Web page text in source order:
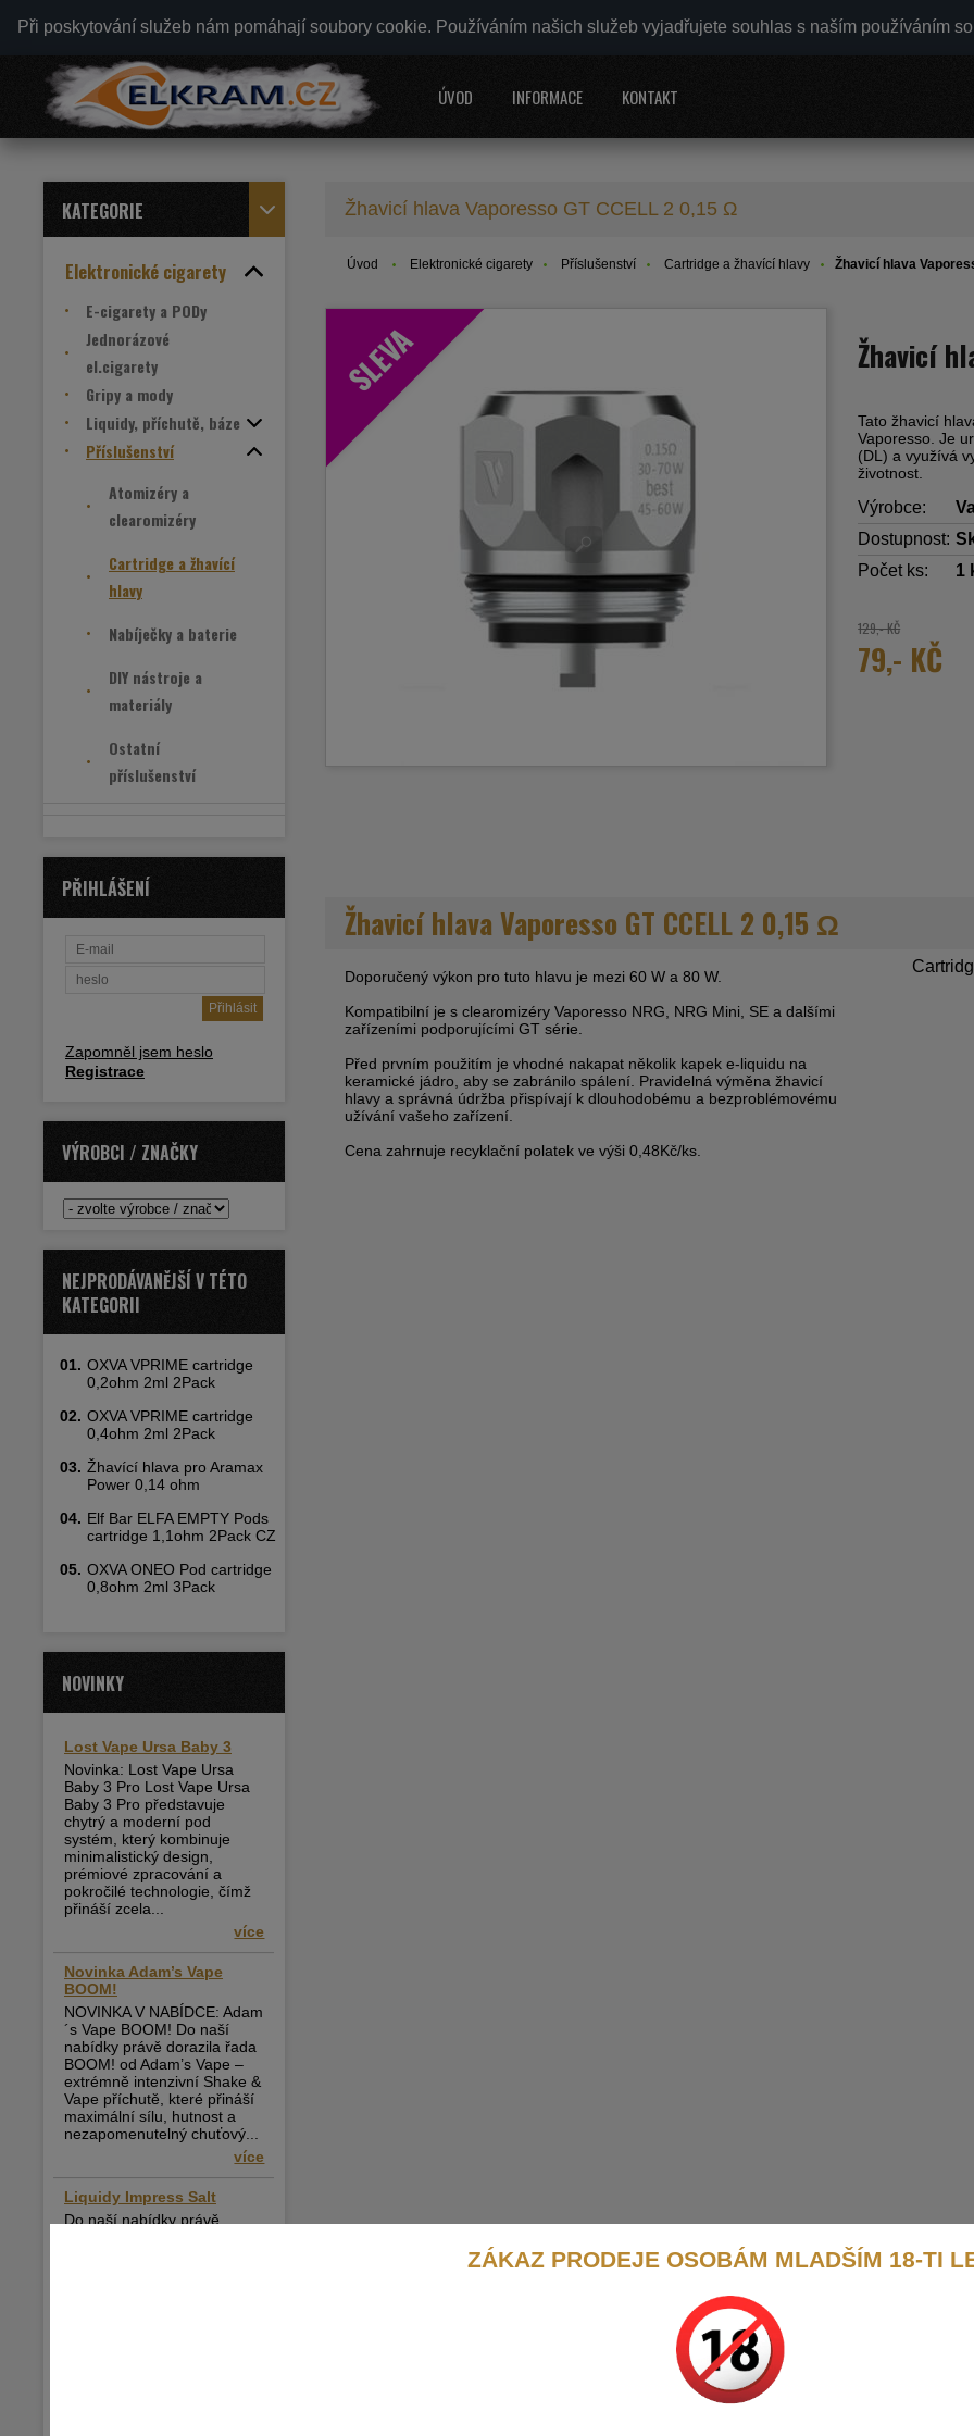
Při poskytování služeb nám pomáhají soubory cookie. Používáním našich služeb vyjadřujete souhlas s naším používáním
ÚVOD INFORMACE KONTAKT
KATEGORIE
Elektronické cigarety
E-cigarety a PODy
Jednorázové
el.cigarety
Gripy a mody
Liquidy, příchutě, báze
Příslušenství
Atomizéry a
clearomizéry
Cartridge a žhavící
hlavy
Nabíječky a baterie
DIY nástroje a
materiály
Ostatní
příslušenství
PŘIHLÁŠENÍ
Zapomněl jsem heslo
Registrace
VÝROBCI / ZNAČKY
NEJPRODÁVANĚJŠÍ V TÉTO
KATEGORII
01. OXVA VPRIME cartridge
0,2ohm 2ml 2Pack
02. OXVA VPRIME cartridge
0,4ohm 2ml 2Pack
03. Žhavící hlava pro Aramax
Power 0,14 ohm
04. Elf Bar ELFA EMPTY Pods
cartridge 1,1ohm 2Pack CZ
05. OXVA ONEO Pod cartridge
0,8ohm 2ml 3Pack
NOVINKY
Lost Vape Ursa Baby 3
Novinka: Lost Vape Ursa
Baby 3 Pro Lost Vape Ursa
Baby 3 Pro představuje
chytrý a moderní pod
systém, který kombinuje
minimalistický design,
prémiové zpracování a
pokročilé technologie, čímž
přináší zcela...
více
Novinka Adam’s Vape
BOOM!
NOVINKA V NABÍDCE: Adam
´s Vape BOOM! Do naší
nabídky právě dorazila řada
BOOM! od Adam’s Vape –
extrémně intenzivní Shake &
Vape příchutě, které přináší
maximální sílu, hutnost a
nezapomenutelný chuťový...
více
Liquidy Impress Salt
Do naší nabídky právě
Žhavicí hlava Vaporesso GT CCELL 2 0,15 Ω
Úvod Elektronické cigarety Příslušenství Cartridge a žhavící hlavy Žhavicí hlava
SLEVA Žhavicí
Tato žhavicí
Vaporesso. Je
(DL) a využívá
životnost.
Výrobce:
Dostupnost:
Počet ks:
1
129,- KČ
79,- KČ
Žhavicí hlava Vaporesso GT CCELL 2 0,15 Ω
Doporučený výkon pro tuto hlavu je mezi 60 W a 80 W.
Kompatibilní je s clearomizéry Vaporesso NRG, NRG Mini, SE a dalšími
zařízeními podporujícími GT série.
Před prvním použitím je vhodné nakapat několik kapek e-liquidu na
keramické jádro, aby se zabránilo spálení. Pravidelná výměna žhavicí
hlavy a správná údržba přispívají k dlouhodobému a bezproblémovému
užívání vašeho zařízení.
Cena zahrnuje recyklační polatek ve výši 0,48Kč/ks.
ZÁKAZ PRODEJE OSOBÁM MLADŠÍM 18-TI